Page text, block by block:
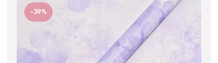
Искусственные цветы и растения
-39%